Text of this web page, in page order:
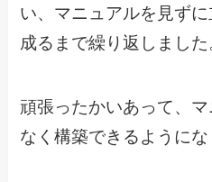
い、マニュアルを見ず
成るまで繰り返しました
頑張ったかいあって、
なく構築できるようにな